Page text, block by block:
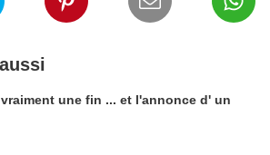
une fin ... et l'annonce d' un